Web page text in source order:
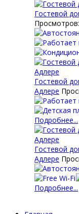
Гостевой
Гостевой
Адлере
Подробнее...
Гостевой
Адлере
Подробнее...